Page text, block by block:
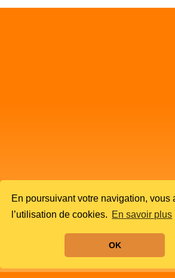
En poursuivant votre navigation, vous
l’utilisation de cookies. En savoir plus
OK